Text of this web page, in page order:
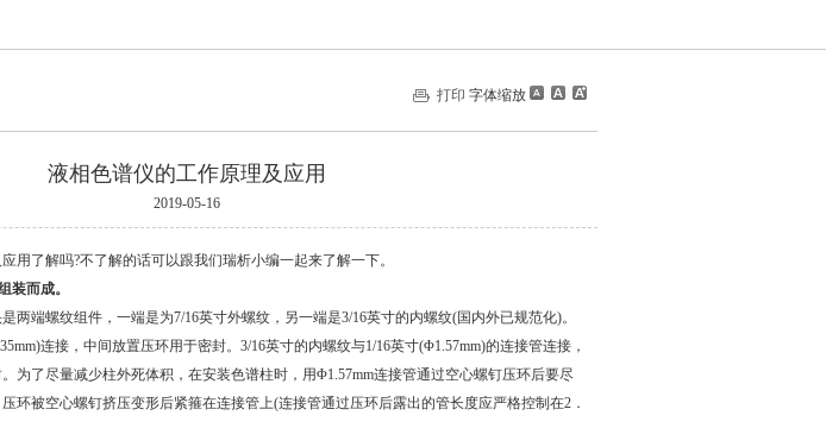
打印 字体缩放
液相色谱仪的工作原理及应用
2019-05-16
用了解吗?不了解的话可以跟我们瑞析小编一起来了解一下。
装而成。
两端螺纹组件，一端是为7/16英寸外螺纹，另一端是3/16英寸的内螺纹(国内外已规范化)。
连接，中间放置压环用于密封。3/16英寸的内螺纹与1/16英寸(Φ1.57mm)的连接管连接，
为了尽量减少柱外死体积，在安装色谱柱时，用Φ1.57mm连接管通过空心螺钉压环后要尽
环被空心螺钉挤压变形后紧箍在连接管上(连接管通过压环后露出的管长度应严格控制在2．